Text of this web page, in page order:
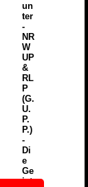
un
ter
-
NR
W
UP
&
RL
P
(G.
U.
P.
P.)
-
Di
e
Ge
ist